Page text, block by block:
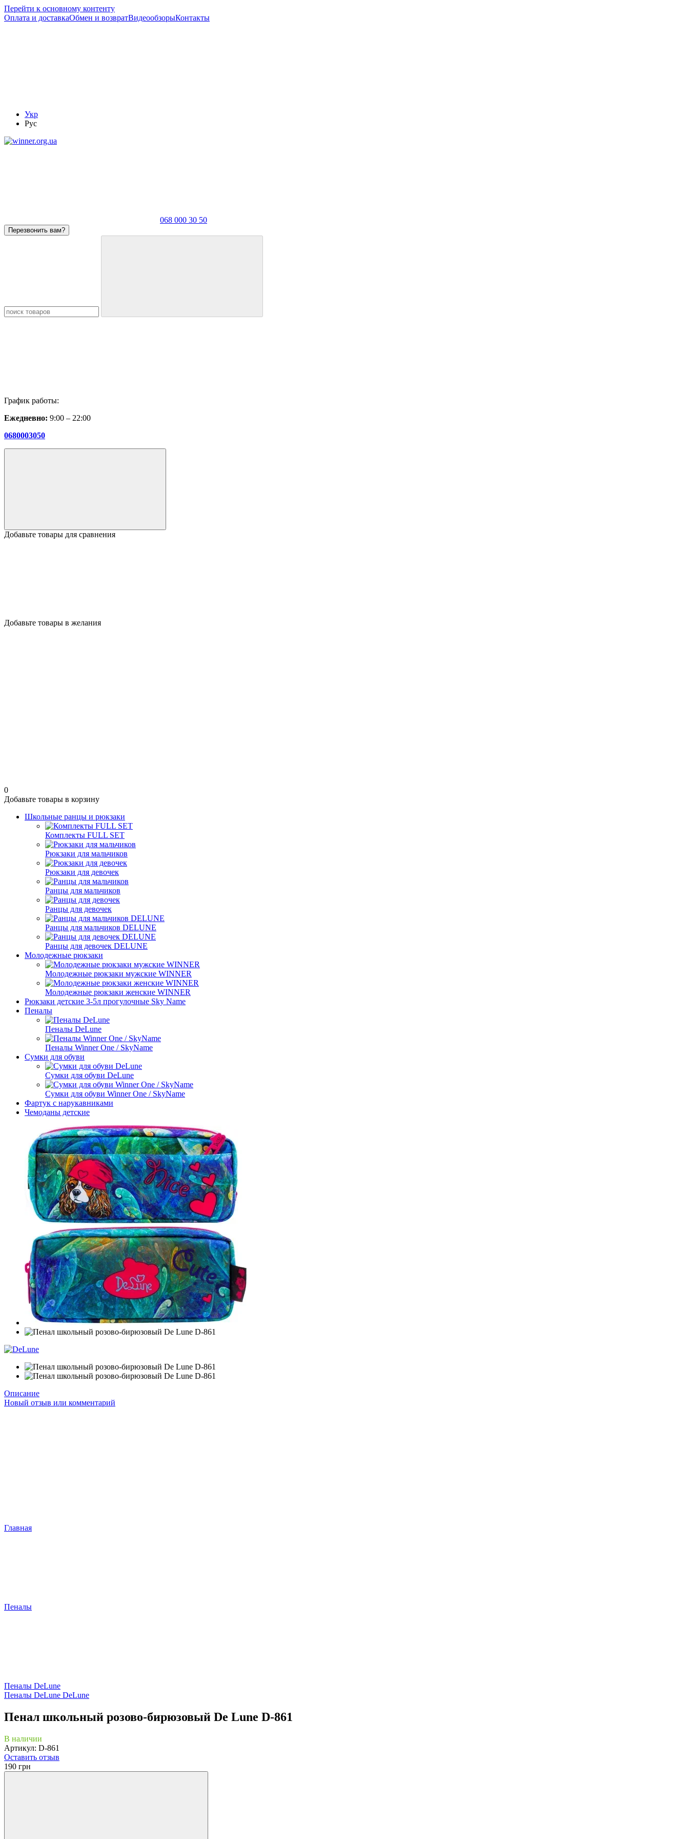
Перейти к основному контенту
Оплата и доставкаОбмен и возвратВидеообзорыКонтакты
Укр
Рус
068 000 30 50
Перезвонить вам?
График работы:
Ежедневно: 9:00 – 22:00
0680003050
Добавьте товары для сравнения
Добавьте товары в желания
0
Добавьте товары в корзину
Школьные ранцы и рюкзаки
Комплекты FULL SET
Рюкзаки для мальчиков
Рюкзаки для девочек
Ранцы для мальчиков
Ранцы для девочек
Ранцы для мальчиков DELUNE
Ранцы для девочек DELUNE
Молодежные рюкзаки
Молодежные рюкзаки мужские WINNER
Молодежные рюкзаки женские WINNER
Рюкзаки детские 3-5л прогулочные Sky Name
Пеналы
Пеналы DeLune
Пеналы Winner One / SkyName
Сумки для обуви
Сумки для обуви DeLune
Сумки для обуви Winner One / SkyName
Фартук с нарукавниками
Чемоданы детские
Описание
Новый отзыв или комментарий
Главная
Пеналы
Пеналы DeLune
Пеналы DeLune DeLune
Пенал школьный розово-бирюзовый De Lune D-861
В наличии
Артикул: D-861
Оставить отзыв
190 грн